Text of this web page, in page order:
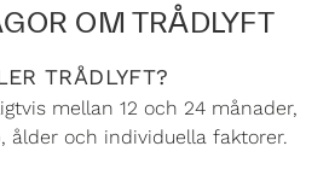
OM TRÅDLYFT
TRÅDLYFT?
mellan 12 och 24 månader,
ålder och individuella faktorer.